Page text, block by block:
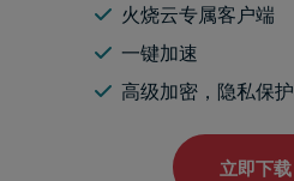
火烧云专属客户端
一键加速
高级加密，隐私保护
立即下载